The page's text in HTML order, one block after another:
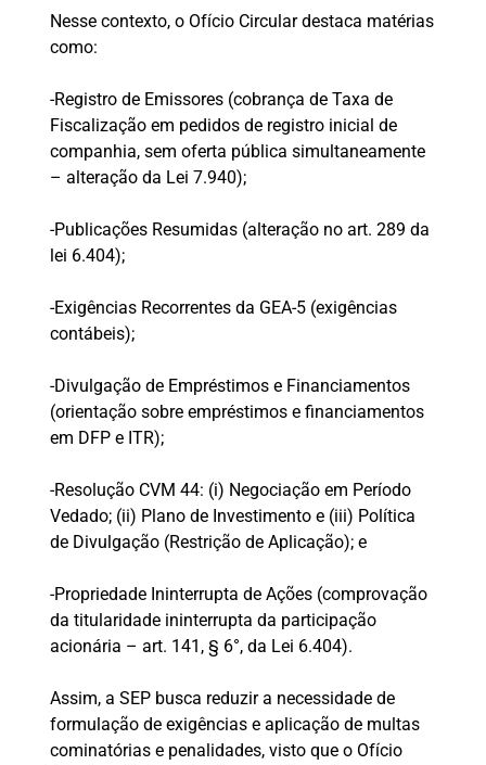
Nesse contexto, o Ofício Circular destaca matérias
como:
-Registro de Emissores (cobrança de Taxa de
Fiscalização em pedidos de registro inicial de
companhia, sem oferta pública simultaneamente
– alteração da Lei 7.940);
-Publicações Resumidas (alteração no art. 289 da
lei 6.404);
-Exigências Recorrentes da GEA-5 (exigências
contábeis);
-Divulgação de Empréstimos e Financiamentos
(orientação sobre empréstimos e financiamentos
em DFP e ITR);
-Resolução CVM 44: (i) Negociação em Período
Vedado; (ii) Plano de Investimento e (iii) Política
de Divulgação (Restrição de Aplicação); e
-Propriedade Ininterrupta de Ações (comprovação
da titularidade ininterrupta da participação
acionária – art. 141, § 6°, da Lei 6.404).
Assim, a SEP busca reduzir a necessidade de
formulação de exigências e aplicação de multas
cominatórias e penalidades, visto que o Ofício